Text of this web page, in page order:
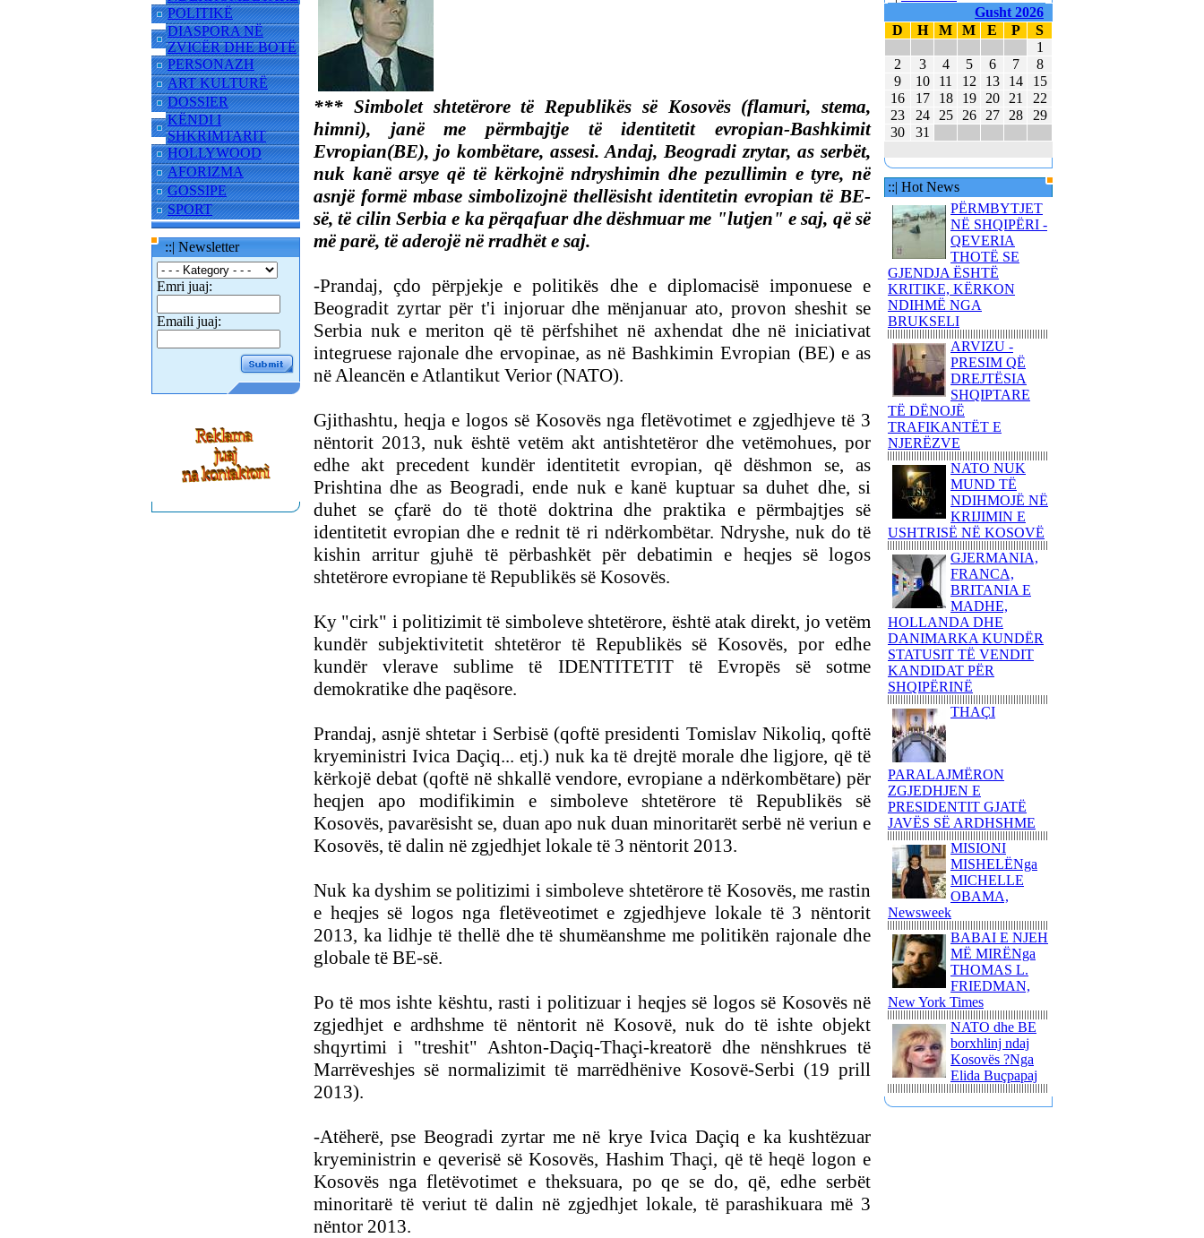
POLITIKË
DIASPORA NË
ZVICËR DHE BOTË
PERSONAZH
ART KULTURË
DOSSIER
KËNDI I
SHKRIMTARIT
HOLLYWOOD
AFORIZMA
GOSSIPE
SPORT
::| Newsletter
Emri juaj:
Emaili juaj:
*** Simbolet shtetërore të Republikës së Kosovës (flamuri, stema,
himni), janë me përmbajtje të identitetit evropian-Bashkimit
Evropian(BE), jo kombëtare, assesi. Andaj, Beogradi zrytar, as serbët,
nuk kanë arsye që të kërkojnë ndryshimin dhe pezullimin e tyre, në
asnjë formë mbase simbolizojnë thellësisht identitetin evropian të BE-
së, të cilin Serbia e ka përqafuar dhe dëshmuar me "lutjen" e saj, që së
më parë, të aderojë në rradhët e saj.
-Prandaj, çdo përpjekje e politikës dhe e diplomacisë imponuese e
Beogradit zyrtar për t'i injoruar dhe mënjanuar ato, provon sheshit se
Serbia nuk e meriton që të përfshihet në axhendat dhe në iniciativat
integruese rajonale dhe ervopinae, as në Bashkimin Evropian (BE) e as
në Aleancën e Atlantikut Verior (NATO).
Gjithashtu, heqja e logos së Kosovës nga fletëvotimet e zgjedhjeve të 3
nëntorit 2013, nuk është vetëm akt antishtetëror dhe vetëmohues, por
edhe akt precedent kundër identitetit evropian, që dëshmon se, as
Prishtina dhe as Beogradi, ende nuk e kanë kuptuar sa duhet dhe, si
duhet se çfarë do të thotë doktrina dhe praktika e përmbajtjes së
identitetit evropian dhe e rednit të ri ndërkombëtar. Ndryshe, nuk do të
kishin arritur gjuhë të përbashkët për debatimin e heqjes së logos
shtetërore evropiane të Republikës së Kosovës.
Ky "cirk" i politizimit të simboleve shtetërore, është atak direkt, jo vetëm
kundër subjektivitetit shtetëror të Republikës së Kosovës, por edhe
kundër vlerave sublime të IDENTITETIT të Evropës së sotme
demokratike dhe paqësore.
Prandaj, asnjë shtetar i Serbisë (qoftë presidenti Tomislav Nikoliq, qoftë
kryeministri Ivica Daçiq... etj.) nuk ka të drejtë morale dhe ligjore, që të
kërkojë debat (qoftë në shkallë vendore, evropiane a ndërkombëtare) për
heqjen apo modifikimin e simboleve shtetërore të Republikës së
Kosovës, pavarësisht se, duan apo nuk duan minoritarët serbë në veriun e
Kosovës, të dalin në zgjedhjet lokale të 3 nëntorit 2013.
Nuk ka dyshim se politizimi i simboleve shtetërore të Kosovës, me rastin
e heqjes së logos nga fletëveotimet e zgjedhjeve lokale të 3 nëntorit
2013, ka lidhje të thellë dhe të shumëanshme me politikën rajonale dhe
globale të BE-së.
Po të mos ishte kështu, rasti i politizuar i heqjes së logos së Kosovës në
zgjedhjet e ardhshme të nëntorit në Kosovë, nuk do të ishte objekt
shqyrtimi i "treshit" Ashton-Daçiq-Thaçi-kreatorë dhe nënshkrues të
Marrëveshjes së normalizimit të marrëdhënive Kosovë-Serbi (19 prill
2013).
-Atëherë, pse Beogradi zyrtar me në krye Ivica Daçiq e ka kushtëzuar
kryeministrin e qeverisë së Kosovës, Hashim Thaçi, që të heqë logon e
Kosovës nga fletëvotimet e theksuara, po qe se do, që, edhe serbët
minoritarë të veriut të dalin në zgjedhjet lokale, të parashikuara më 3
nëntor 2013.
E MBAJTËN PARA
KUVENDIT KONCERTIN
ME KËNGË PATRIOTIKE
SHQIPTARE
KËNGËTARJA
BRITANIKE E SHTYN
UDHËTIMIN NË
BARCELONA NË
FINALEN EVROPIANE
POLAKËT PO
PËRGATITEN PËR LUFTË
REPUBLIKA E KOSOVËS
DHE REPUBLIKA E
SHQIPËRISË - BASHKË
NË KANË
80 AMERIKANË
KËNDOJNË SOT PARA
KUVENDIT TË
SHQIPËRISË KËNGË
PATRIOTIKE SHQIPTARE
PARULLA DASHURIE
PËR KOSOVËN DHE
SHKRIMTARI
ZEJNULLAH
RRAHMANINga REXHEP
SHAHU
SHQIPTARËT E
BASHKUAR NGRITËN
FLAMURIN KOMBËTAR
NË 'KËMBANËN E
PAQES' NË
ROVERETOFotoreportazh
nga FLORIM ZEQA
VRASJA E POPULLIT
DHE SHTETIT NË EMËR
TË PUSHTETIT!-Apo çfarë
(çka) ndodhi në
Kumanovë...?!Nga AGRON
SHABANI
NJË ITINERAR
TRONDITËS
POETIKShaip Beqiri: Hidra
e mllefit / Hydra des Zorns,
Limmat Verlag, 2014,
ZÃ¼richNga ADEM
GASHI
PAUL GAUGUIN - NJË
UDHËTIM DREJT
VENDEVE
IDILIKEEkspozita e
Fondation Beyeler propozon
një nga ngjarjet kulturore
pikante të vitit 2015
PërkujtimMARIAN TUNAJ
- VEPRIMTAR I SHQUAR
PËR LIRINË DHE
Gusht 2026
D
H M M E P
S
1
2
3 4 5 6 7
8
9
10 11 12 13 14
15
16
17 18 19 20 21
22
23
24 25 26 27 28
29
30
31
::| Hot News
PËRMBYTJET
NË SHQIPËRI -
QEVERIA
THOTË SE
GJENDJA ËSHTË
KRITIKE, KËRKON
NDIHMË NGA
BRUKSELI
ARVIZU -
PRESIM QË
DREJTËSIA
SHQIPTARE
TË DËNOJË
TRAFIKANTËT E
NJERËZVE
NATO NUK
MUND TË
NDIHMOJË NË
KRIJIMIN E
USHTRISË NË KOSOVË
GJERMANIA,
FRANCA,
BRITANIA E
MADHE,
HOLLANDA DHE
DANIMARKA KUNDËR
STATUSIT TË VENDIT
KANDIDAT PËR
SHQIPËRINË
THAÇI
PARALAJMËRON
ZGJEDHJEN E
PRESIDENTIT GJATË
JAVËS SË ARDHSHME
MISIONI
MISHELËNga
MICHELLE
OBAMA,
Newsweek
BABAI E NJEH
MË MIRËNga
THOMAS L.
FRIEDMAN,
New York Times
NATO dhe BE
borxhlinj ndaj
Kosovës ?Nga
Elida Buçpapaj